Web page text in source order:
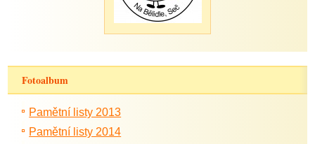
Fotoalbum
Pamětní listy 2013
Pamětní listy 2014